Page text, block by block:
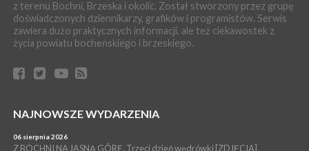
zabrał dziecko do szpitala w Krakowie
PIELGRZYMKA 2026
04 sierpnia 2026
Z BOCHNI NA JASNĄ GÓRĘ. Pierwszy dzień wędrówki
[ZDJĘCIA]
BRZESKO. Śledczy wyjaśniają, jak doszło do śmierci 32-letniego
WYDARZENIA
z terenu Bochni, Brzeska i okolic. Został stworzony przez grupę
doświadczonych dziennikarzy, grafików i programistów. Serwis
zawiera dużo praktycznych informacji, ale też ciekawostek z
życia powiatu bocheńskiego i brzeskiego.
NAJNOWSZE WYDARZENIA
06 sierpnia 2026
Z BOCHNI NA JASNĄ GÓRĘ. Trzeci dzień wędrówki [ZDJĘCIA]